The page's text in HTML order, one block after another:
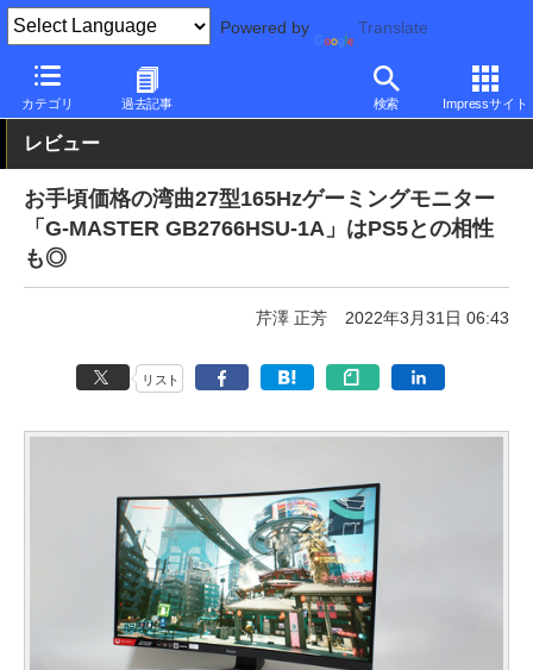
Powered by Translate
カテゴリ 過去記事 検索 Impressサイト
PC Watch 半導体/周辺機器 iiyama
レビュー
お手頃価格の湾曲27型165Hzゲーミングモニター
「G-MASTER GB2766HSU-1A」はPS5との相性
も◎
芹澤 正芳 2022年3月31日 06:43
リスト